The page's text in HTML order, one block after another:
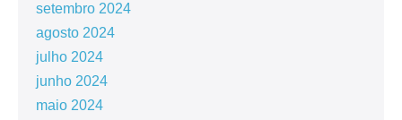
setembro 2024
agosto 2024
julho 2024
junho 2024
maio 2024